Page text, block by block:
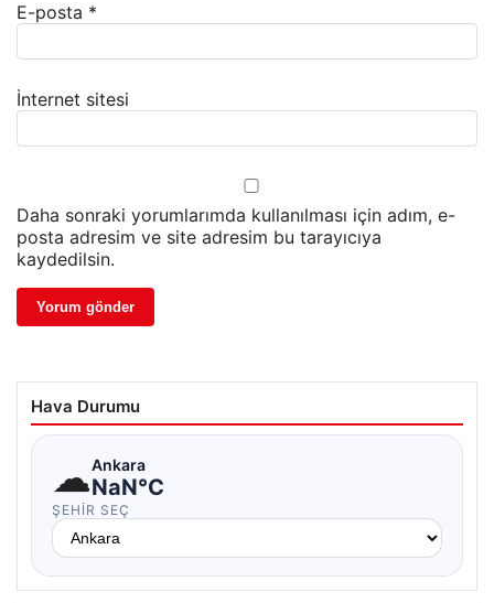
E-posta *
İnternet sitesi
Daha sonraki yorumlarımda kullanılması için adım, e-
posta adresim ve site adresim bu tarayıcıya
kaydedilsin.
Hava Durumu
☁Ankara
NaN°C
ŞEHIR SEÇ